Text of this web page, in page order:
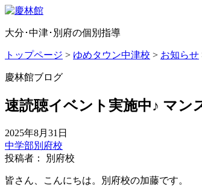
大分･中津･別府の個別指導
トップページ > ゆめタウン中津校 > お知らせ
慶林館ブログ
速読聴イベント実施中♪ マン
2025年8月31日
中学部別府校
投稿者： 別府校
皆さん、こんにちは。別府校の加藤です。